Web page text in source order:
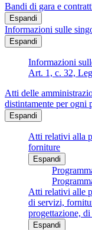
Bandi di gara e
Espandi
Informazioni sulle
Espandi
Informazioni
Art. 1, c. 32,
Atti delle
distintamente per ogni
Espandi
Atti relativi alla
forniture
Espandi
Atti relativi alle
di servizi,
progettazione,
Espandi